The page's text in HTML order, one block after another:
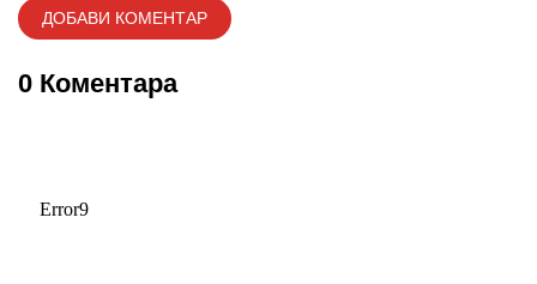
0 Коментара